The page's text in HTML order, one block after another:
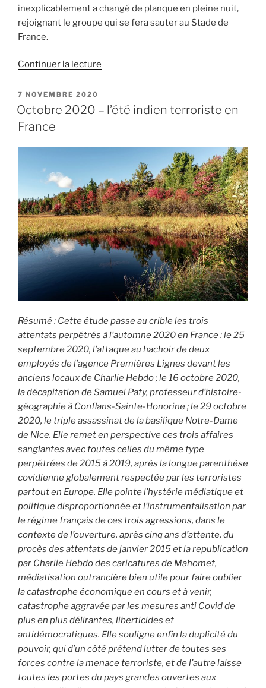
inexplicablement a changé de planque en pleine nuit,
rejoignant le groupe qui se fera sauter au Stade de
France.
Continuer la lecture
du
celui
aurait
pu
en
faire
partie »
PUBLIÉ
LE
7 NOVEMBRE 2020
Octobre 2020 – l’été indien terroriste en
France
Résumé : Cette étude passe au crible les trois
attentats perpétrés à l’automne 2020 en France : le 25
septembre 2020, l’attaque au hachoir de deux
employés de l’agence Premières Lignes devant les
anciens locaux de Charlie Hebdo ; le 16 octobre 2020,
la décapitation de Samuel Paty, professeur d’histoire-
géographie à Conflans-Sainte-Honorine ; le 29 octobre
2020, le triple assassinat de la basilique Notre-Dame
de Nice. Elle remet en perspective ces trois affaires
sanglantes avec toutes celles du même type
perpétrées de 2015 à 2019, après la longue parenthèse
covidienne globalement respectée par les terroristes
partout en Europe. Elle pointe l’hystérie médiatique et
politique disproportionnée et l’instrumentalisation par
le régime français de ces trois agressions, dans le
contexte de l’ouverture, après cinq ans d’attente, du
procès des attentats de janvier 2015 et la republication
par Charlie Hebdo des caricatures de Mahomet,
médiatisation outrancière bien utile pour faire oublier
la catastrophe économique en cours et à venir,
catastrophe aggravée par les mesures anti Covid de
plus en plus délirantes, liberticides et
antidémocratiques. Elle souligne enfin la duplicité du
pouvoir, qui d’un côté prétend lutter de toutes ses
forces contre la menace terroriste, et de l’autre laisse
toutes les portes du pays grandes ouvertes aux